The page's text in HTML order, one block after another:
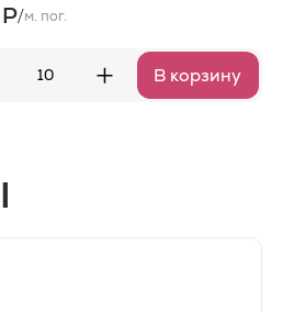
/м. пог.
+ В корзину